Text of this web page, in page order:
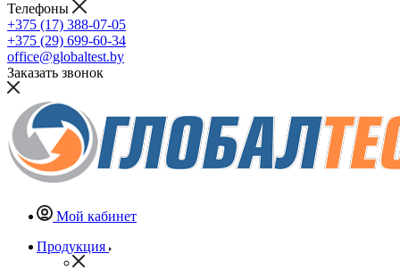
Телефоны
+375 (17) 388-07-05
+375 (29) 699-60-34
office@globaltest.by
Заказать звонок
Мой кабинет
Продукция